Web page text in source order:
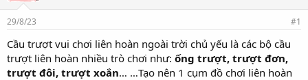
29/8/23 #1
Cầu trượt vui chơi liên hoàn ngoài trời chủ yếu là các bộ cầu
trượt liên hoàn nhiều trò chơi như: ống trượt, trượt đơn,
trượt đôi, trượt xoắn… …Tạo nên 1 cụm đồ chơi liên hoàn